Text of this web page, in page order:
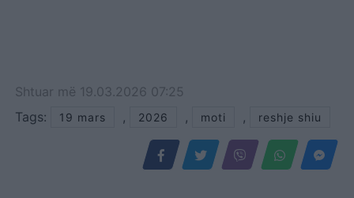
Shtuar më 19.03.2026 07:25
Tags:
19 mars , 2026 , moti , reshje shiu